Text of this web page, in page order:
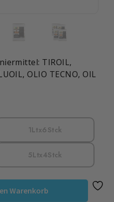
TIROIL,
OLIO TECNO, OIL
1Ltx6Stck
5Ltx4Stck
Warenkorb